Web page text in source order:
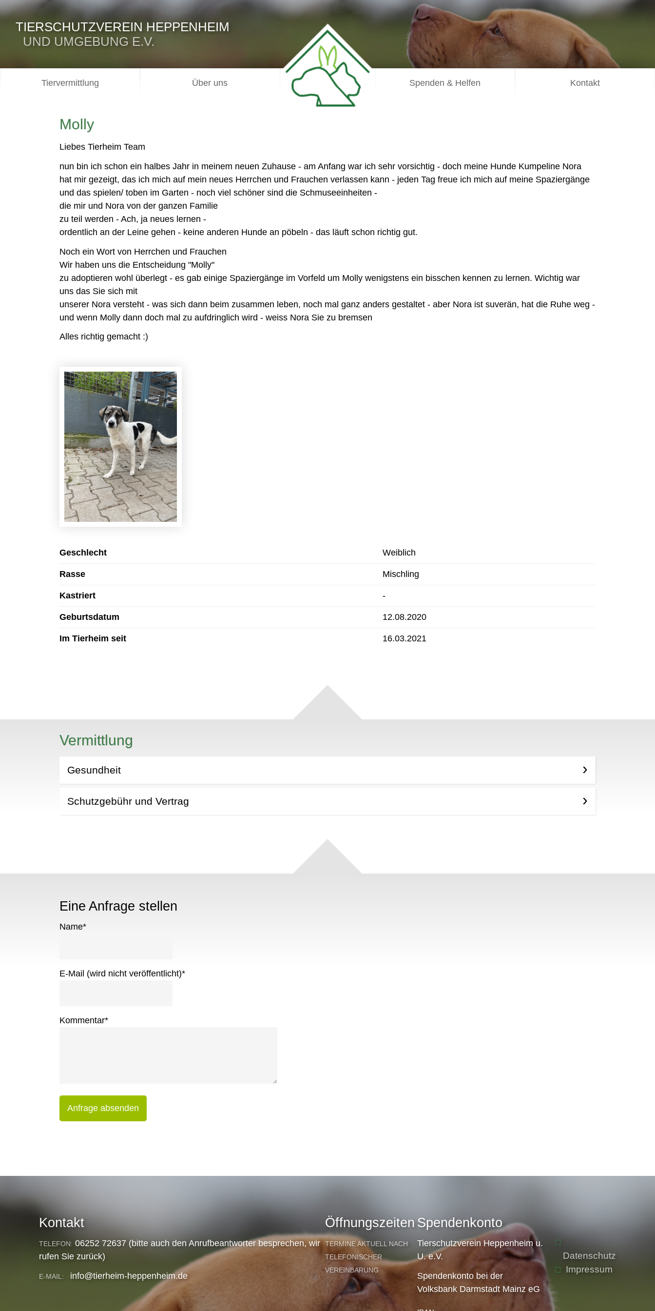
TIERSCHUTZVEREIN HEPPENHEIM
UND UMGEBUNG E.V.
Tiervermittlung Über uns Spenden & Helfen Kontakt
Molly
Liebes Tierheim Team
nun bin ich schon ein halbes Jahr in meinem neuen Zuhause - am Anfang war ich sehr vorsichtig - doch meine Hunde Kumpeline Nora
hat mir gezeigt, das ich mich auf mein neues Herrchen und Frauchen verlassen kann - jeden Tag freue ich mich auf meine Spaziergänge
und das spielen/ toben im Garten - noch viel schöner sind die Schmuseeinheiten -
die mir und Nora von der ganzen Familie
zu teil werden - Ach, ja neues lernen -
ordentlich an der Leine gehen - keine anderen Hunde an pöbeln - das läuft schon richtig gut.
Noch ein Wort von Herrchen und Frauchen
Wir haben uns die Entscheidung "Molly"
zu adoptieren wohl überlegt - es gab einige Spaziergänge im Vorfeld um Molly wenigstens ein bisschen kennen zu lernen. Wichtig war
uns das Sie sich mit
unserer Nora versteht - was sich dann beim zusammen leben, noch mal ganz anders gestaltet - aber Nora ist suverän, hat die Ruhe weg -
und wenn Molly dann doch mal zu aufdringlich wird - weiss Nora Sie zu bremsen
Alles richtig gemacht :)
Geschlecht Weiblich
Rasse Mischling
Kastriert -
Geburtsdatum 12.08.2020
Im Tierheim seit 16.03.2021
Vermittlung
Gesundheit
Schutzgebühr und Vertrag
Eine Anfrage stellen
Name*
E-Mail (wird nicht veröffentlicht)*
Kommentar*
Anfrage absenden
Kontakt
TELEFON: 06252 72637 (bitte auch den Anrufbeantworter besprechen, wir
rufen Sie zurück)
E-MAIL: info@tierheim-heppenheim.de
Öffnungszeiten
TERMINE AKTUELL NACH
TELEFONISCHER
VEREINBARUNG
Spendenkonto
Tierschutzverein Heppenheim u.
U. e.V.
Spendenkonto bei der
Volksbank Darmstadt Mainz eG
Datenschutz
Impressum